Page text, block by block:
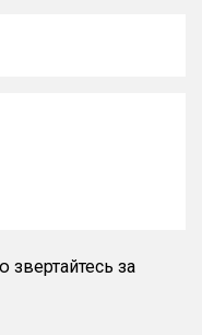
звертайтесь за